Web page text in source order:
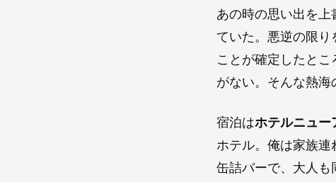
あの時の思い出を
ていた。悪逆の限
ことが確定したと
がない。そんな熱海
宿泊はホテルニュー
ホテル。俺は家族
缶詰バーで、大人